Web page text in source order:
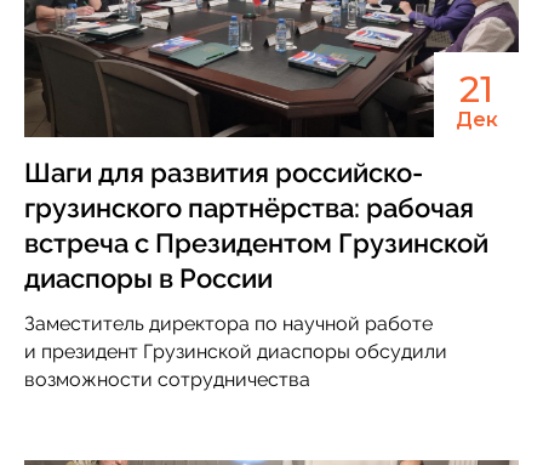
21
Дек
Шаги для развития российско-
грузинского партнёрства: рабочая
встреча с Президентом Грузинской
диаспоры в России
Заместитель директора по научной работе
и президент Грузинской диаспоры обсудили
возможности сотрудничества